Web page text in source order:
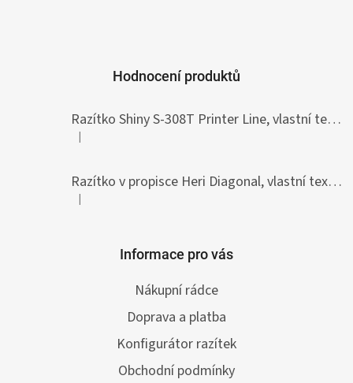
Hodnocení produktů
Razítko Shiny S-308T Printer Line, vlastní text 45 x 10 mm
Hodnocení produktu je 5 z 5 hvězdiček.
|
Razítko v propisce Heri Diagonal, vlastní text 33 x 8,7 mm
Hodnocení produktu je 5 z 5 hvězdiček.
|
Informace pro vás
Nákupní rádce
Doprava a platba
Konfigurátor razítek
Obchodní podmínky